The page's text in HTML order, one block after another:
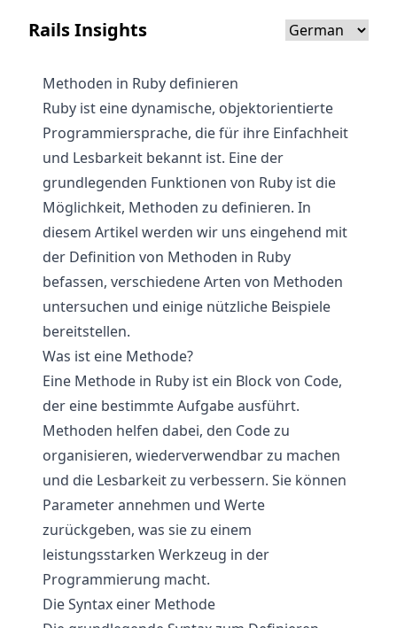
Rails Insights
Methoden in Ruby definieren
Ruby ist eine dynamische, objektorientierte
Programmiersprache, die für ihre Einfachheit
und Lesbarkeit bekannt ist. Eine der
grundlegenden Funktionen von Ruby ist die
Möglichkeit, Methoden zu definieren. In
diesem Artikel werden wir uns eingehend mit
der Definition von Methoden in Ruby
befassen, verschiedene Arten von Methoden
untersuchen und einige nützliche Beispiele
bereitstellen.
Was ist eine Methode?
Eine Methode in Ruby ist ein Block von Code,
der eine bestimmte Aufgabe ausführt.
Methoden helfen dabei, den Code zu
organisieren, wiederverwendbar zu machen
und die Lesbarkeit zu verbessern. Sie können
Parameter annehmen und Werte
zurückgeben, was sie zu einem
leistungsstarken Werkzeug in der
Programmierung macht.
Die Syntax einer Methode